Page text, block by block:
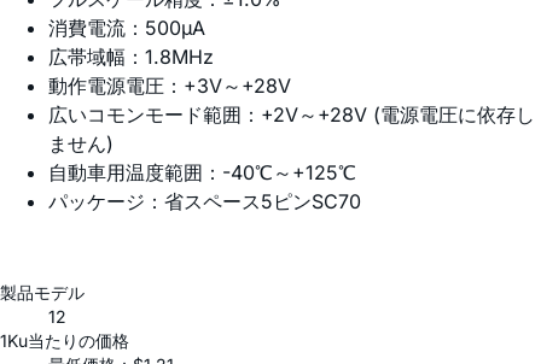
消費電流：500µA
広帯域幅：1.8MHz
動作電源電圧：+3V～+28V
広いコモンモード範囲：+2V～+28V (電源電圧に依存し
ません)
自動車用温度範囲：-40℃～+125℃
パッケージ：省スペース5ピンSC70
製品モデル
12
1Ku当たりの価格